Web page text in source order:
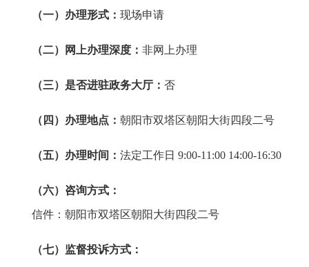
（一）办理形式： 现场申请
（二）网上办理深度： 非网上办理
（三）是否进驻政务大厅： 否
（四）办理地点： 朝阳市双塔区朝阳大街四段二号
（五）办理时间： 法定工作日 9:00-11:00 14:00-16:30
（六）咨询方式：
信件：朝阳市双塔区朝阳大街四段二号
（七）监督投诉方式：